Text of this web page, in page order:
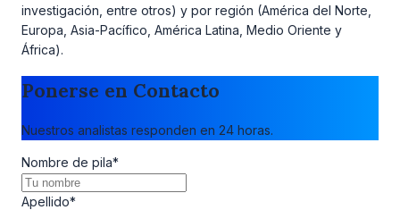
investigación, entre otros) y por región (América del Norte,
Europa, Asia-Pacífico, América Latina, Medio Oriente y
África).
Ponerse en Contacto
Nuestros analistas responden en 24 horas.
Nombre de pila*
Apellido*